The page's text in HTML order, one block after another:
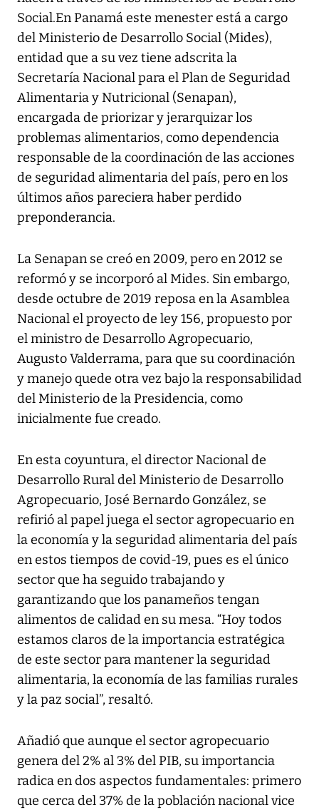
Social.En Panamá este menester está a cargo
del Ministerio de Desarrollo Social (Mides),
entidad que a su vez tiene adscrita la
Secretaría Nacional para el Plan de Seguridad
Alimentaria y Nutricional (Senapan),
encargada de priorizar y jerarquizar los
problemas alimentarios, como dependencia
responsable de la coordinación de las acciones
de seguridad alimentaria del país, pero en los
últimos años pareciera haber perdido
preponderancia.
La Senapan se creó en 2009, pero en 2012 se
reformó y se incorporó al Mides. Sin embargo,
desde octubre de 2019 reposa en la Asamblea
Nacional el proyecto de ley 156, propuesto por
el ministro de Desarrollo Agropecuario,
Augusto Valderrama, para que su coordinación
y manejo quede otra vez bajo la responsabilidad
del Ministerio de la Presidencia, como
inicialmente fue creado.
En esta coyuntura, el director Nacional de
Desarrollo Rural del Ministerio de Desarrollo
Agropecuario, José Bernardo González, se
refirió al papel juega el sector agropecuario en
la economía y la seguridad alimentaria del país
en estos tiempos de covid-19, pues es el único
sector que ha seguido trabajando y
garantizando que los panameños tengan
alimentos de calidad en su mesa. “Hoy todos
estamos claros de la importancia estratégica
de este sector para mantener la seguridad
alimentaria, la economía de las familias rurales
y la paz social”, resaltó.
Añadió que aunque el sector agropecuario
genera del 2% al 3% del PIB, su importancia
radica en dos aspectos fundamentales: primero
que cerca del 37% de la población nacional vice